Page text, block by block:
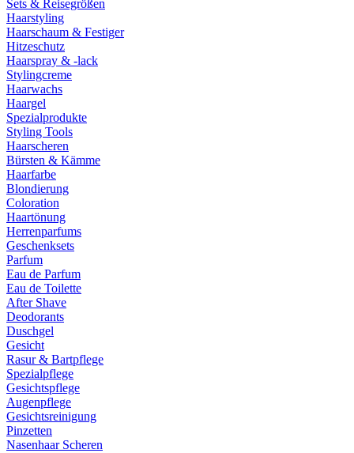
Sets & Reisegrößen
Haarstyling
Haarschaum & Festiger
Hitzeschutz
Haarspray & -lack
Stylingcreme
Haarwachs
Haargel
Spezialprodukte
Styling Tools
Haarscheren
Bürsten & Kämme
Haarfarbe
Blondierung
Coloration
Haartönung
Herrenparfums
Geschenksets
Parfum
Eau de Parfum
Eau de Toilette
After Shave
Deodorants
Duschgel
Gesicht
Rasur & Bartpflege
Spezialpflege
Gesichtspflege
Augenpflege
Gesichtsreinigung
Pinzetten
Nasenhaar Scheren